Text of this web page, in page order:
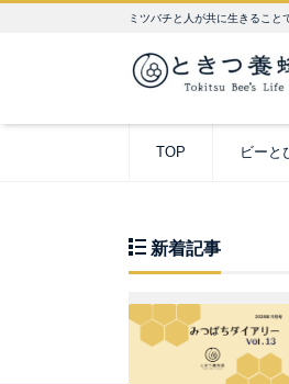
ミツバチと人が共に生きること
TOP ビーと
新着記事